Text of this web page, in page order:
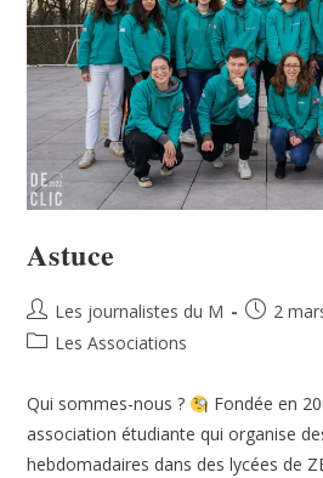
Astuce
Les journalistes du M
2
Les Associations
Qui sommes-nous ?
Fondée en
association étudiante qui organise
hebdomadaires dans des lycées de